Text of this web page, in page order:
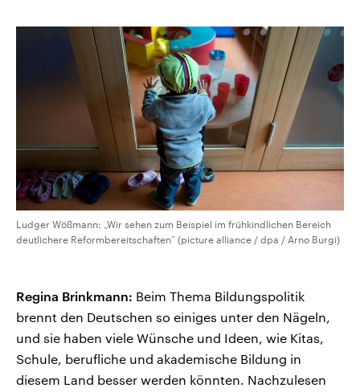
Ludger Wößmann: „Wir sehen zum Beispiel im frühkindlichen Bereich
deutlichere Reformbereitschaften“ (picture alliance / dpa / Arno Burgi)
Regina Brinkmann: Beim Thema Bildungspolitik
brennt den Deutschen so einiges unter den Nägeln,
und sie haben viele Wünsche und Ideen, wie Kitas,
Schule, berufliche und akademische Bildung in
diesem Land besser werden könnten. Nachzulesen